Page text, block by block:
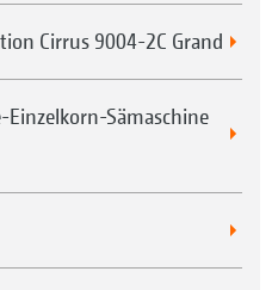
Cirrus 9004-2C Grand
Einzelkorn-Sämaschine